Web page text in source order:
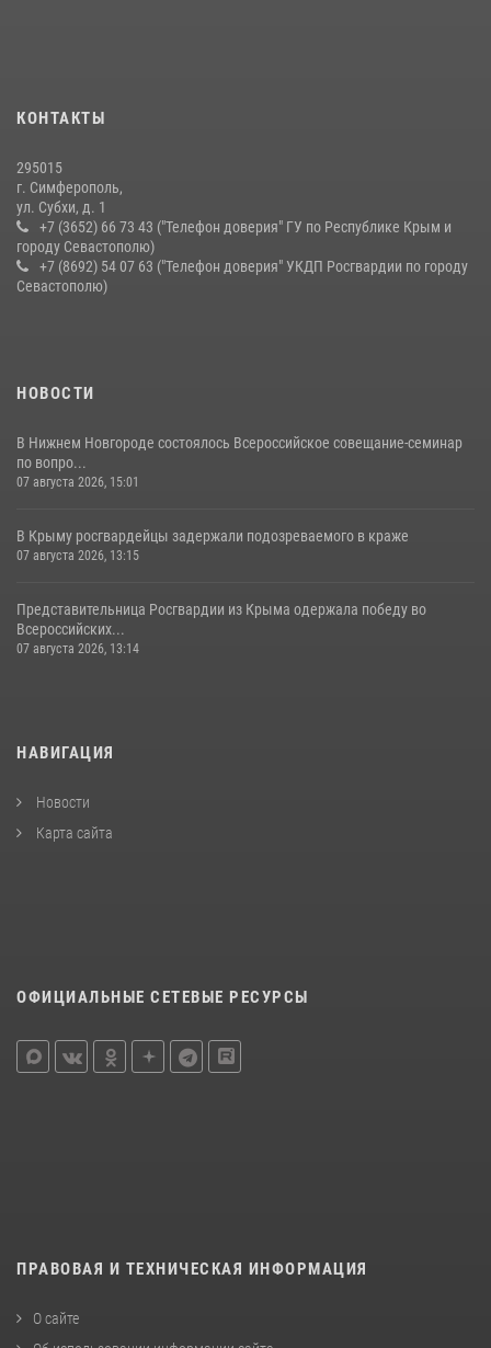
КОНТАКТЫ
295015
г. Симферополь,
ул. Субхи, д. 1
+7 (3652) 66 73 43 ("Телефон доверия" ГУ по Республике Крым и
городу Севастополю)
+7 (8692) 54 07 63 ("Телефон доверия" УКДП Росгвардии по городу
Севастополю)
НОВОСТИ
В Нижнем Новгороде состоялось Всероссийское совещание-семинар
по вопро...
07 августа 2026, 15:01
В Крыму росгвардейцы задержали подозреваемого в краже
07 августа 2026, 13:15
Представительница Росгвардии из Крыма одержала победу во
Всероссийских...
07 августа 2026, 13:14
НАВИГАЦИЯ
Новости
Карта сайта
ОФИЦИАЛЬНЫЕ СЕТЕВЫЕ РЕСУРСЫ
ПРАВОВАЯ И ТЕХНИЧЕСКАЯ ИНФОРМАЦИЯ
О сайте